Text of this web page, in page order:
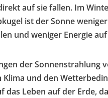
auf sie fallen. Im
ist der Sonne
und weniger Energie
der Sonnenstrahlung
und den
das Leben auf der Erde,